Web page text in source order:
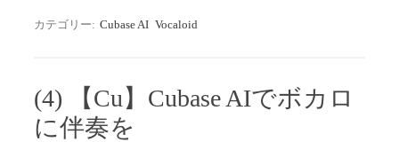
カテゴリー: Cubase AI Vocaloid
(4) 【Cu】Cubase AIでボカロ
に伴奏を